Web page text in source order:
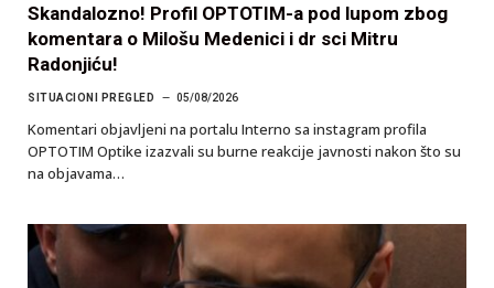
Skandalozno! Profil OPTOTIM-a pod lupom zbog
komentara o Milošu Medenici i dr sci Mitru
Radonjiću!
SITUACIONI PREGLED 05/08/2026
Komentari objavljeni na portalu Interno sa instagram profila
OPTOTIM Optike izazvali su burne reakcije javnosti nakon što su
na objavama…